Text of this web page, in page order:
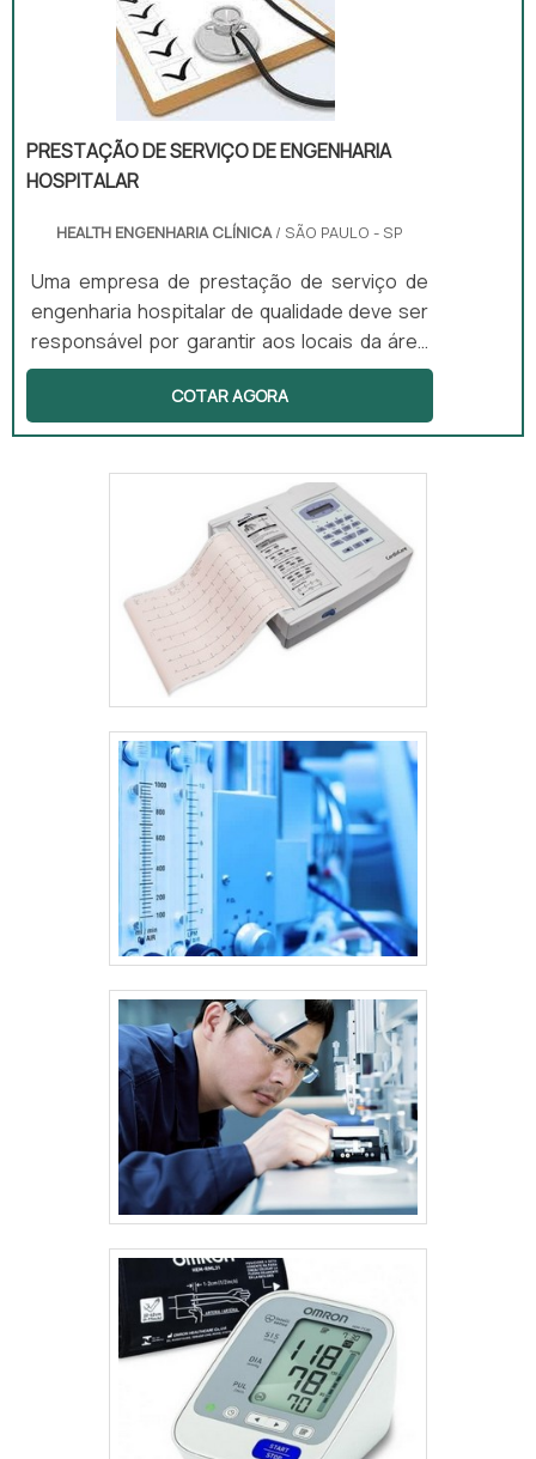
calibração de equipamentos médicos é faz
com que os aparelhos voltem a ter as
mesmas configurações de quand.
PRESTAÇÃO DE SERVIÇO DE ENGENHARIA
HOSPI­TALAR
HEALTH ENGENHARIA CLÍNICA/ SÃO PAULO - SP
Uma empresa de prestação de serviço de
engenharia hospi­talar de qualidade deve ser
responsável por garantir aos locais da área
da saúde, como por exemplo, clínicas
médicas, laboratórios, hospitais, entre
tantos outros, os equipamentos e aparelhos
pacientes que vão a esses locais.
CARACTERÍSTICAS DAS EMPRESASEstas
empresas também podem oferecem
serviços variados para os estabelecimentos
de saúde. Um dos serviços extremamente
necessários que essas empresas ofere.
COTAR AGORA